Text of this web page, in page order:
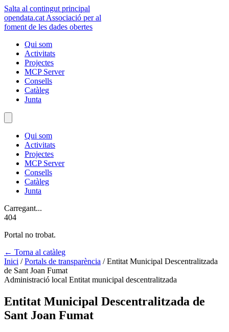
Salta al contingut principal
opendata.cat Associació per al
foment de les dades obertes
Qui som
Activitats
Projectes
MCP Server
Consells
Catàleg
Junta
Qui som
Activitats
Projectes
MCP Server
Consells
Catàleg
Junta
Carregant...
404
Portal no trobat.
← Torna al catàleg
Inici / Portals de transparència / Entitat Municipal Descentralitzada
de Sant Joan Fumat
Administració local Entitat municipal descentralitzada
Entitat Municipal Descentralitzada de
Sant Joan Fumat